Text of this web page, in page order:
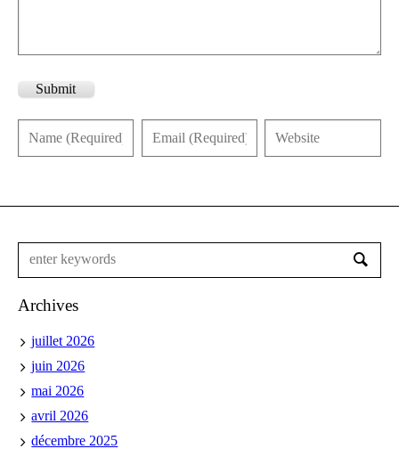
Submit
Archives
juillet 2026
juin 2026
mai 2026
avril 2026
décembre 2025